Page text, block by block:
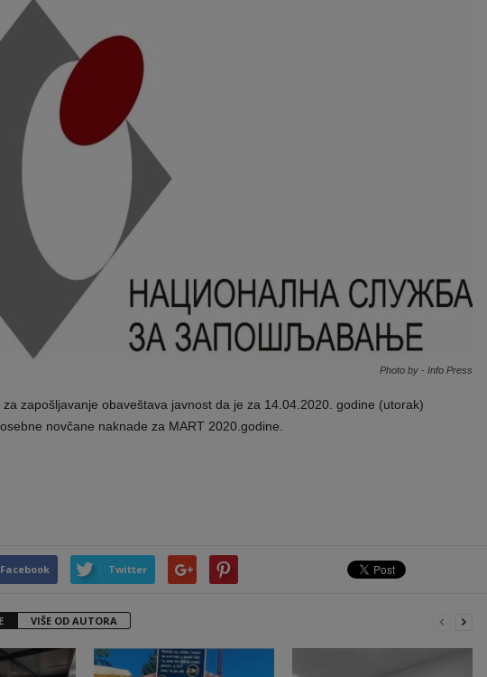
Photo by - Info Press
za zapošljavanje obaveštava javnost da je za 14.04.2020. godine (utorak)
novčane naknade za MART 2020.godine.
Facebook Twitter
VIŠE OD AUTORA